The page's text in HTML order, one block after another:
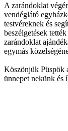
A zarándoklat
vendéglátó
testvéreknek és
beszélgetések
zarándoklat
egymás
Köszönjük Püspök
ünnepet nekünk és